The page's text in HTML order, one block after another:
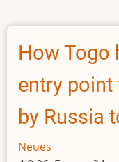
army
as
his
stokes
How Togo
entry
by Russia
Neues